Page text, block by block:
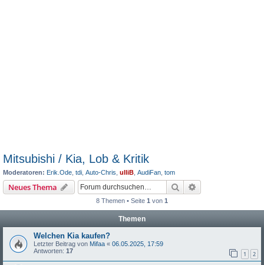
Mitsubishi / Kia, Lob & Kritik
Moderatoren: Erik.Ode tdi Auto-Chris ulliB AudiFan tom
Neues Thema Suche
8 Themen • Seite 1 von 1
Themen
Welchen Kia kaufen?
Letzter Beitrag von Mifaa « 06.05.2025, 17:59
Antworten: 17 1 2